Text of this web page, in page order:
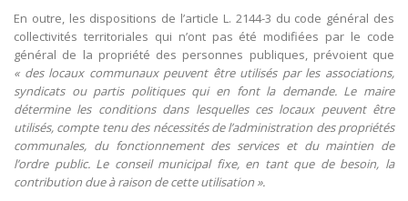
En outre, les dispositions de l’article L. 2144-3 du code général des
collectivités territoriales qui n’ont pas été modifiées par le code
général de la propriété des personnes publiques, prévoient que
« des locaux communaux peuvent être utilisés par les associations,
syndicats ou partis politiques qui en font la demande. Le maire
détermine les conditions dans lesquelles ces locaux peuvent être
utilisés, compte tenu des nécessités de l’administration des propriétés
communales, du fonctionnement des services et du maintien de
l’ordre public. Le conseil municipal fixe, en tant que de besoin, la
contribution due à raison de cette utilisation ».